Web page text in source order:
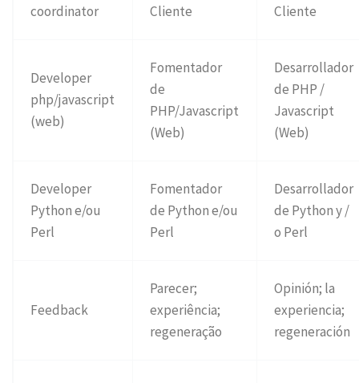
coordinator
Cliente
Cliente
Developer
php/javascript
(web)
Fomentador
de
PHP/Javascript
(Web)
Desarrollador
de PHP /
Javascript
(Web)
Developer
Python e/ou
Perl
Fomentador
de Python e/ou
Perl
Desarrollador
de Python y /
o Perl
Feedback
Parecer;
experiência;
regeneração
Opinión; la
experiencia;
regeneración